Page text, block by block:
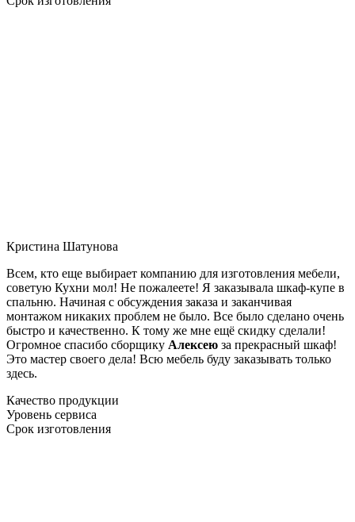
Кристина Шатунова
Всем, кто еще выбирает компанию для изготовления мебели,
советую Кухни мол! Не пожалеете! Я заказывала шкаф-купе в
спальню. Начиная с обсуждения заказа и заканчивая
монтажом никаких проблем не было. Все было сделано очень
быстро и качественно. К тому же мне ещё скидку сделали!
Огромное спасибо сборщику Алексею за прекрасный шкаф!
Это мастер своего дела! Всю мебель буду заказывать только
здесь.
Качество продукции
Уровень сервиса
Срок изготовления